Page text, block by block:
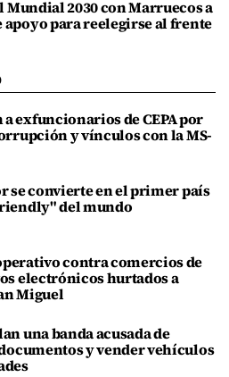
2030 con Marruecos a
apoyo para reelegirse al frente
exfuncionarios de CEPA por
y vínculos con la MS-
se convierte en el primer país
del mundo
contra comercios de
electrónicos hurtados a
Miguel
una banda acusada de
y vender vehículos